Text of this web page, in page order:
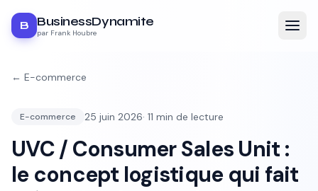
B BusinessDynamite
par Frank Houbre
← E-commerce
E-commerce 25 juin 2026· 11 min de lecture
UVC / Consumer Sales Unit :
le concept logistique qui fait